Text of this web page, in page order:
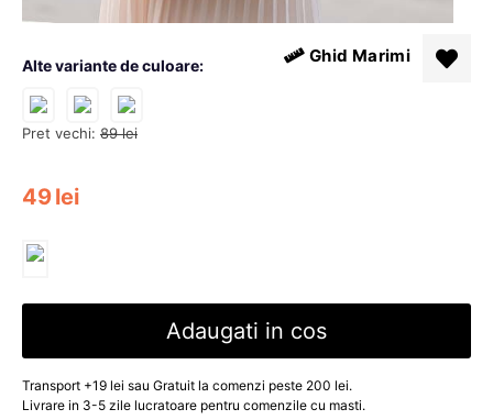
Pret vechi: 89 lei
49lei
Alte variante de culoare: Ghid Marimi
Adaugati in cos
Transport +19 lei sau Gratuit la comenzi peste 200 lei.
Livrare in 3-5 zile lucratoare pentru comenzile cu masti.